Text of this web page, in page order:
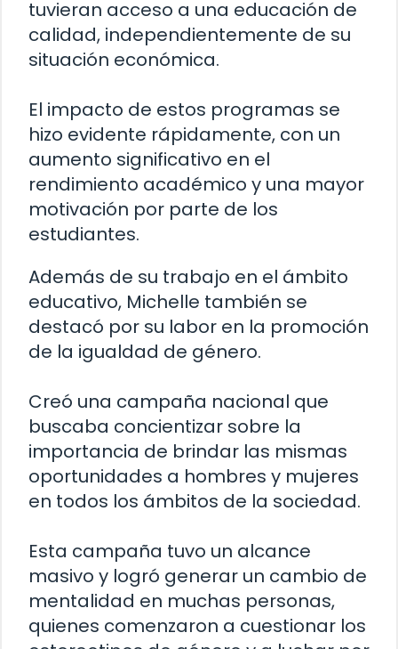
tuvieran acceso a una educación de
calidad, independientemente de su
situación económica.
El impacto de estos programas se
hizo evidente rápidamente, con un
aumento significativo en el
rendimiento académico y una mayor
motivación por parte de los
estudiantes.
Además de su trabajo en el ámbito
educativo, Michelle también se
destacó por su labor en la promoción
de la igualdad de género.
Creó una campaña nacional que
buscaba concientizar sobre la
importancia de brindar las mismas
oportunidades a hombres y mujeres
en todos los ámbitos de la sociedad.
Esta campaña tuvo un alcance
masivo y logró generar un cambio de
mentalidad en muchas personas,
quienes comenzaron a cuestionar los